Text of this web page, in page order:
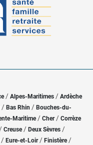
/ Alpes-Maritimes / Ardèche
/ Bas Rhin / Bouches-du-
Maritime/ Cher / Corrèze
Creuse/ Deux Sèvres /
/ Eure-et-Loir / Finistère/